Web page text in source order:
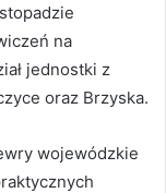
na
jednostki z
oraz Brzyska.
wojewódzkie